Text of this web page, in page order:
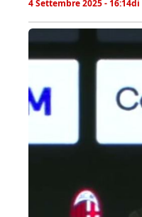
4 Settembre 2025 - 16:14di